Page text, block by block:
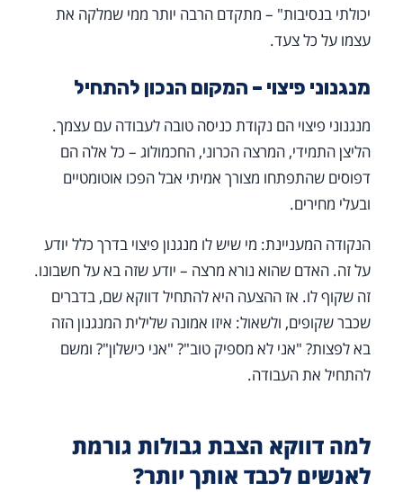
יכולתי בנסיבות" – מתקדם הרבה יותר ממי שמלקה את
עצמו על כל צעד.
מנגנוני פיצוי – המקום הנכון להתחיל
מנגנוני פיצוי הם נקודת כניסה טובה לעבודה עם עצמך.
הליצן התמידי, המרצה הכרוני, החכמולוג – כל אלה הם
דפוסים שהתפתחו מצורך אמיתי אבל הפכו אוטומטיים
ובעלי מחירים.
הנקודה המעניינת: מי שיש לו מנגנון פיצוי בדרך כלל יודע
על זה. האדם שהוא נורא מרצה – יודע שזה בא על חשבונו.
זה שקוף לו. אז ההצעה היא להתחיל דווקא שם, בדברים
שכבר שקופים, ולשאול: איזו אמונה שלילית המנגנון הזה
בא לפצות? "אני לא מספיק טוב"? "אני כישלון"? ומשם
להתחיל את העבודה.
למה דווקא הצבת גבולות גורמת
לאנשים לכבד אותך יותר?